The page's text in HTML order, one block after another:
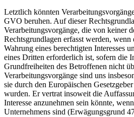
Letztlich könnten
GVO beruhen. Auf dieser
Verarbeitungsvorgänge, die von keiner
Rechtsgrundlagen erfasst werden,
Wahrung eines berechtigten Interesses
eines Dritten erforderlich ist, sofern die
Grundfreiheiten des Betroffenen nicht
Verarbeitungsvorgänge sind uns
sie durch den Europäischen
wurden. Er vertrat insoweit die
Interesse anzunehmen sein könnte,
Unternehmens sind (Erwägungsgrund